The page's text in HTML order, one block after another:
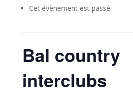
Cet évènement est passé.
Bal country
interclubs